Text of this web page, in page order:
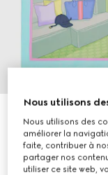
Carré en twill de
CHF 380
Nous utilisons
Nous utilisons des
améliorer la
faite, contribuer à
partager nos
utiliser ce site web,